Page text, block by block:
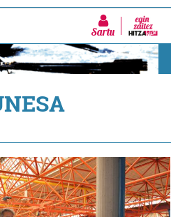
Sartu